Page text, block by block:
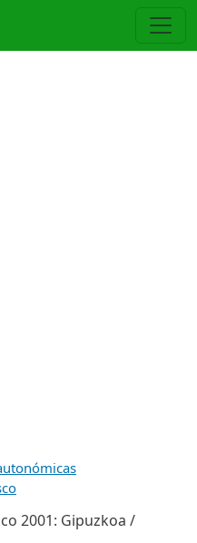
2001: Gipuzkoa /